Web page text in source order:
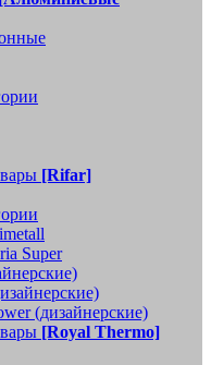
[Rifar]
Super
(дизайнерские)
[Royal Thermo]